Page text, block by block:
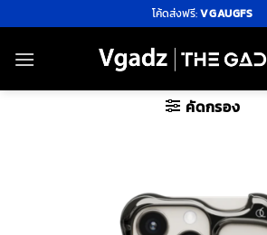
ไป
ยัง
โค้ดส่งฟรี:VGAUGFS
คัดกรอง